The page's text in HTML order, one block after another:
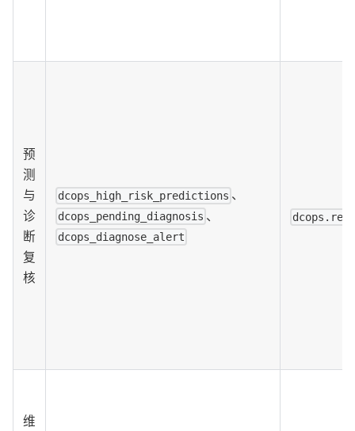
预
测
与
诊
断
复
核
dcops_high_risk_predictions 、
dcops_pending_diagnosis 、
dcops_diagnose_alert
维